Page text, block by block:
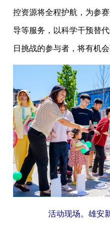
控资源将全程护航，为参
导等服务，以科学干预替
日挑战的参与者，将有机会
活动现场。雄安